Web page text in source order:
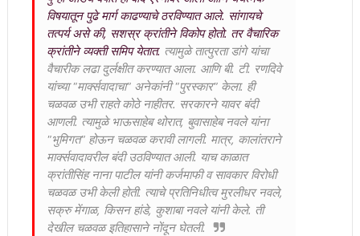
विषयातून पुढे मार्ग काढण्याचे ठरविण्यात आले. सांगायचे
तत्पर्य असे की, सशस्र क्रांतीने विकोप होतो. तर वैचारिक
क्रांतीने व्यक्ती समिप येतात. त्यामुळे तात्पुरता डांगे यांचा
वैचारीक लढा दुर्लक्षीत करण्यात आला. आणि बी. टी. रणदिवे
यांच्या "मार्क्सवादाचा" अनेकांनी "पुरस्कार" केला. ही
चळवळ उभी राहते कोठे नाहीतर. सरकारने यावर बंदी
आणली. त्यामुळे भाऊसाहेब थोरात, बुवासाहेब नवले यांना
"भुमिगत" होऊन चळवळ करावी लागली. मात्र, कालांतराने
मार्क्सवादावरील बंदी उठविण्यात आली. याच काळात
क्रांतीसिंह नाना पाटील यांनी कर्जमाफी व सावकार विरोधी
चळवळ उभी केली होती. त्याचे प्रतिनिधीत्व मुरलीधर नवले,
सक्रु मेंगाळ, किसन हांडे, कुशाबा नवले यांनी केले. ती
देखील चळवळ इतिहासाने नोंदून घेतली.